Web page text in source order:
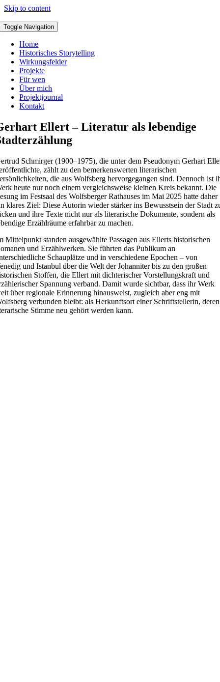
Skip to content
Toggle Navigation
Home
Historisches Storytelling
Wirkungsfelder
Projekte
Für wen
Über mich
Projektjournal
Kontakt
Ellert – Literatur als lebendige
Schmirger (1900–1975), die unter dem Pseudonym Gerhart
zählt zu den bemerkenswerten literarischen
die aus Wolfsberg hervorgegangen sind. Dennoch ist
heute nur noch einem vergleichsweise kleinen Kreis bekannt. Die
im Festsaal des Wolfsberger Rathauses im Mai 2025 hatte daher
klares Ziel: Diese Autorin wieder stärker ins Bewusstsein der Stadt
und ihre Texte nicht nur als literarische Dokumente, sondern als
Erzählräume erfahrbar zu machen.
Mittelpunkt standen ausgewählte Passagen aus Ellerts historischen
und Erzählwerken. Sie führten das Publikum an
Schauplätze und in verschiedene Epochen – von
und Istanbul über die Welt der Johanniter bis zu den großen
Stoffen, die Ellert mit dichterischer Vorstellungskraft und
Spannung verband. Damit wurde sichtbar, dass ihr Werk
über regionale Erinnerung hinausweist, zugleich aber eng mit
verbunden bleibt: als Herkunftsort einer Schriftstellerin, deren
Stimme neu gehört werden kann.